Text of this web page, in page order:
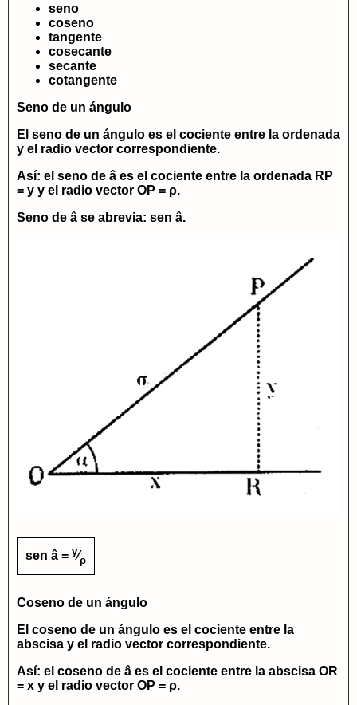
seno
coseno
tangente
cosecante
secante
cotangente
Seno de un ángulo
El seno de un ángulo es el cociente entre la ordenada
y el radio vector correspondiente.
Así: el seno de â es el cociente entre la ordenada RP
= y y el radio vector OP = ρ.
Seno de â se abrevia: sen â.
sen â = y⁄ρ
Coseno de un ángulo
El coseno de un ángulo es el cociente entre la
abscisa y el radio vector correspondiente.
Así: el coseno de â es el cociente entre la abscisa OR
= x y el radio vector OP = ρ.